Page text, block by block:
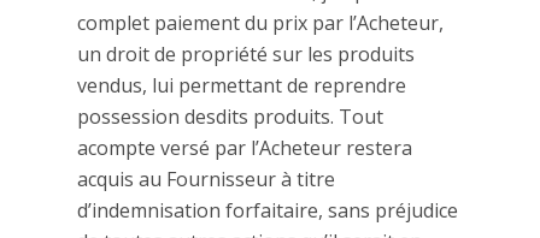
complet paiement du prix par l’Acheteur,
un droit de propriété sur les produits
vendus, lui permettant de reprendre
possession desdits produits. Tout
acompte versé par l’Acheteur restera
acquis au Fournisseur à titre
d’indemnisation forfaitaire, sans préjudice